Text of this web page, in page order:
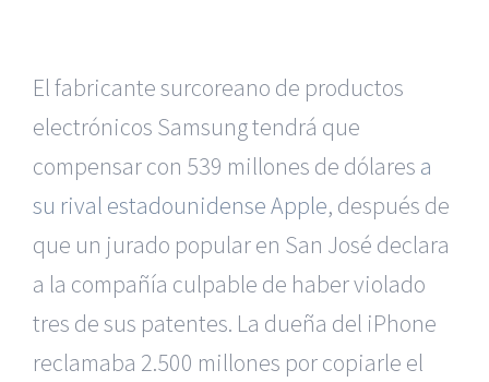
El fabricante surcoreano de productos
electrónicos Samsung tendrá que
compensar con 539 millones de dólares a
su rival estadounidense Apple, después de
que un jurado popular en San José declara
a la compañía culpable de haber violado
tres de sus patentes. La dueña del iPhone
reclamaba 2.500 millones por copiarle el